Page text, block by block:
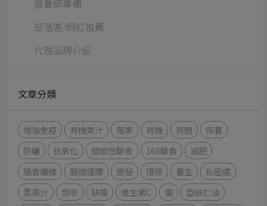
營養師專欄
部落客/網紅推薦
代理品牌介紹
文章分類
增強免疫 有機果汁 莓果 有機 亮顏
保養
防曬
抗氧化 間歇性斷食 168斷食
減肥
膳食纖維
腸道健康 便祕 環保 養生
私密處
黑棗汁
懷孕 缺鐵 維生素C 鐵
亞麻仁油